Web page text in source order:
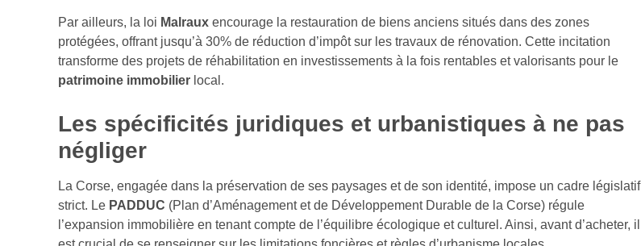
Par ailleurs, la loi Malraux encourage la restauration de biens anciens situés dans des zones
protégées, offrant jusqu’à 30% de réduction d’impôt sur les travaux de rénovation. Cette incitation
transforme des projets de réhabilitation en investissements à la fois rentables et valorisants pour le
patrimoine immobilier local.
Les spécificités juridiques et urbanistiques à ne pas
négliger
La Corse, engagée dans la préservation de ses paysages et de son identité, impose un cadre législatif
strict. Le PADDUC (Plan d’Aménagement et de Développement Durable de la Corse) régule
l’expansion immobilière en tenant compte de l’équilibre écologique et culturel. Ainsi, avant d’acheter, il